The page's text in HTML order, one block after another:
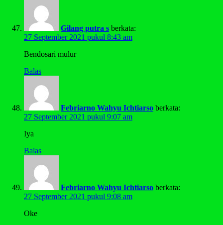
Gilang putra s berkata:
27 September 2021 pukul 8:43 am
Bendosari mulur
Balas
Febriarno Wahyu Ichtiarso berkata:
27 September 2021 pukul 9:07 am
Iya
Balas
Febriarno Wahyu Ichtiarso berkata:
27 September 2021 pukul 9:08 am
Oke